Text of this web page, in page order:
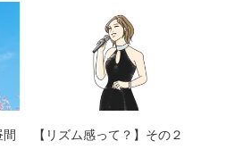
【リズム感って？】その２